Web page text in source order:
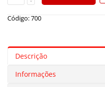
Código: 700
Descrição
Informações